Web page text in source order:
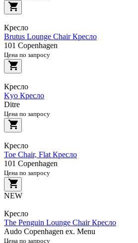
Кресло
Brutus Lounge Chair Кресло
101 Copenhagen
Цена по запросу
Кресло
Kyo Кресло
Ditre
Цена по запросу
Кресло
Toe Chair, Flat Кресло
101 Copenhagen
Цена по запросу
NEW
Кресло
The Penguin Lounge Chair Кресло
Audo Copenhagen ex. Menu
Цена по запросу